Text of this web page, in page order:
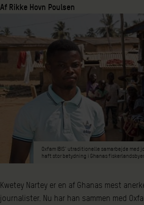
Af Rikke Hovn Poulsen
Oxfam IBIS’ utraditionelle samarbejde med
haft stor betydning i Ghanas fiskerlandsbyer
Kwetey Nartey er en af Ghanas mest
journalister. Nu har han sammen med